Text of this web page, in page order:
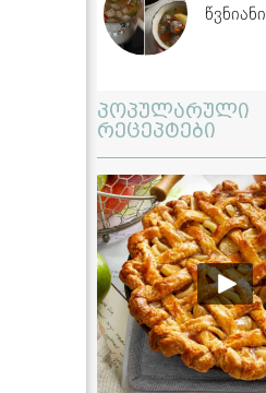
წვნიანი
პოპულარული
რეცეპტები